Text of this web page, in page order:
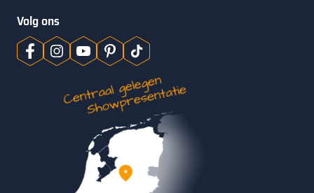
Volg ons